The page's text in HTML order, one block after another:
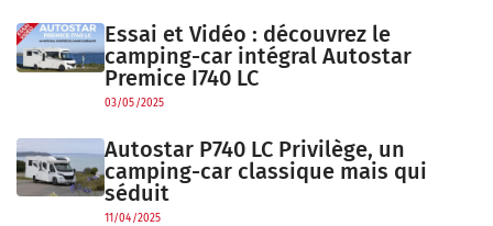
Essai et Vidéo : découvrez le
camping-car intégral Autostar
Premice I740 LC
03/05/2025
Autostar P740 LC Privilège, un
camping-car classique mais qui
séduit
11/04/2025